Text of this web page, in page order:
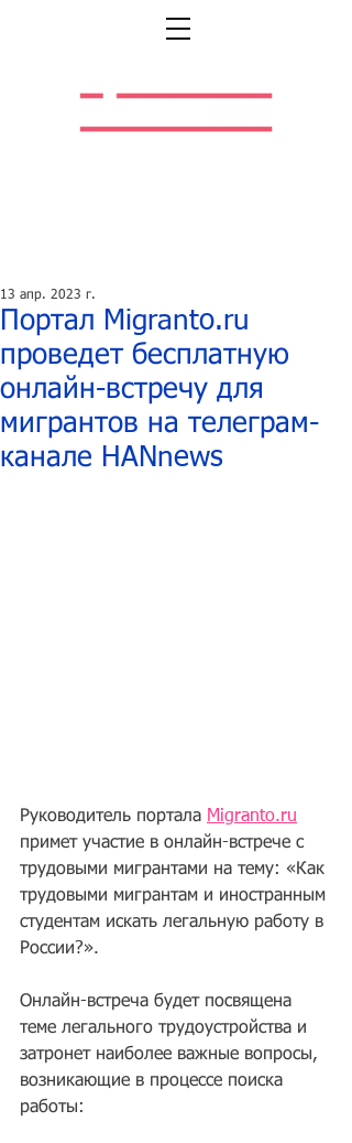
Портал Migranto.ru
проведет бесплатную
онлайн-встречу для
мигрантов на телеграм-
канале HANnews
13 апр. 2023 г.
Руководитель портала Migranto.ru
примет участие в онлайн-встрече с
трудовыми мигрантами на тему: «Как
трудовыми мигрантам и иностранным
студентам искать легальную работу в
России?».
Онлайн-встреча будет посвящена
теме легального трудоустройства и
затронет наиболее важные вопросы,
возникающие в процессе поиска
работы: